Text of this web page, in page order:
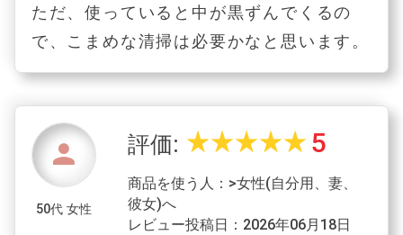
ただ、使っていると中が黒ずんでくるの
で、こまめな清掃は必要かなと思います。
person
50代 女性
評価: star_ratestar_ratestar_ratestar_ratestar_rate 5
商品を使う人：>女性(自分用、妻、
彼女)へ
レビュー投稿日：2026年06月18日